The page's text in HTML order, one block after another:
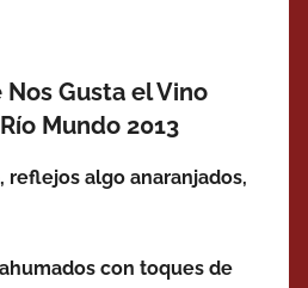
Gusta el Vino
Mundo 2013
reflejos algo anaranjados,
con toques de